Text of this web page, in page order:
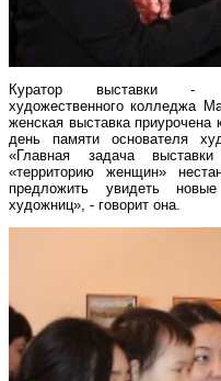
Куратор выставки -
художественного колледжа
женская выставка приурочена
день памяти основателя
«Главная задача
«территорию женщин»
предложить увидеть
художниц», - говорит она.